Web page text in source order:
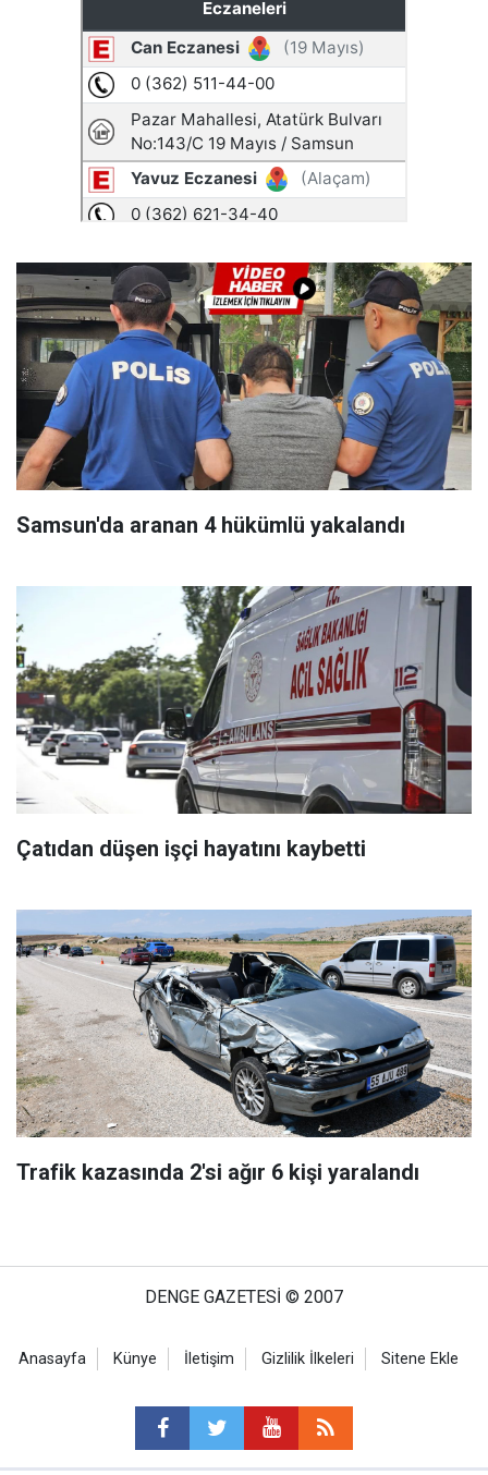
Samsun'da aranan 4 hükümlü yakalandı
Çatıdan düşen işçi hayatını kaybetti
Trafik kazasında 2'si ağır 6 kişi yaralandı
DENGE GAZETESİ © 2007
Anasayfa Künye İletişim Gizlilik İlkeleri Sitene Ekle